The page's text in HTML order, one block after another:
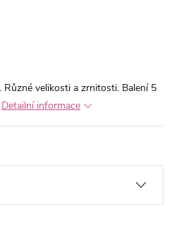
velikosti a zrnitosti. Balení 5
Detailní informace